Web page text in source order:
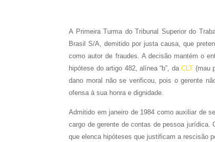
A Primeira Turma do Tribunal Superior do
Brasil S/A, demitido por justa causa, que
como autor de fraudes. A decisão mantém o
hipótese do artigo 482, alínea “b”, daCLT (mau
dano moral não se verificou, pois o gerente
ofensa à sua honra e dignidade.
Admitido em janeiro de 1984 como auxiliar de
cargo de gerente de contas de pessoa jurídica.
que elenca hipóteses que justificam a rescisão